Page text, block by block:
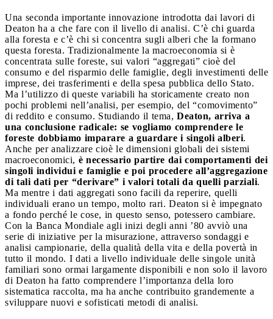
Una seconda importante innovazione introdotta dai lavori di
Deaton ha a che fare con il livello di analisi. C’è chi guarda
alla foresta e c’è chi si concentra sugli alberi che la formano
questa foresta. Tradizionalmente la macroeconomia si è
concentrata sulle foreste, sui valori “aggregati” cioè del
consumo e del risparmio delle famiglie, degli investimenti delle
imprese, dei trasferimenti e della spesa pubblica dello Stato.
Ma l’utilizzo di queste variabili ha storicamente creato non
pochi problemi nell’analisi, per esempio, del “comovimento”
di reddito e consumo. Studiando il tema, Deaton, arriva a
una conclusione radicale: se vogliamo comprendere le
foreste dobbiamo imparare a guardare i singoli alberi.
Anche per analizzare cioè le dimensioni globali dei sistemi
macroeconomici, è necessario partire dai comportamenti dei
singoli individui e famiglie e poi procedere all’aggregazione
di tali dati per “derivare” i valori totali da quelli parziali.
Ma mentre i dati aggregati sono facili da reperire, quelli
individuali erano un tempo, molto rari. Deaton si è impegnato
a fondo perché le cose, in questo senso, potessero cambiare.
Con la Banca Mondiale agli inizi degli anni ’80 avviò una
serie di iniziative per la misurazione, attraverso sondaggi e
analisi campionarie, della qualità della vita e della povertà in
tutto il mondo. I dati a livello individuale delle singole unità
familiari sono ormai largamente disponibili e non solo il lavoro
di Deaton ha fatto comprendere l’importanza della loro
sistematica raccolta, ma ha anche contribuito grandemente a
sviluppare nuovi e sofisticati metodi di analisi.